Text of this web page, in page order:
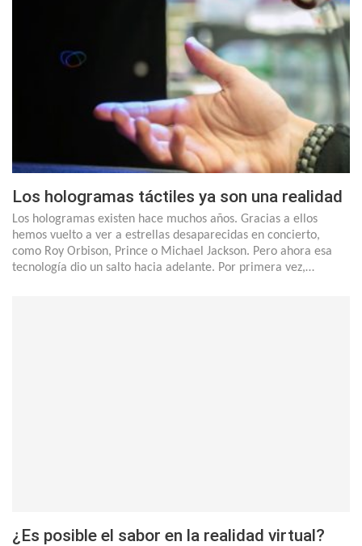
Los hologramas táctiles ya son una realidad
Los hologramas existen hace muchos años. Gracias a ellos
hemos vuelto a ver a estrellas desaparecidas en concierto,
como Roy Orbison, Prince o Michael Jackson. Pero ahora esa
tecnología dio un salto hacia adelante. Por primera vez,…
¿Es posible el sabor en la realidad virtual?